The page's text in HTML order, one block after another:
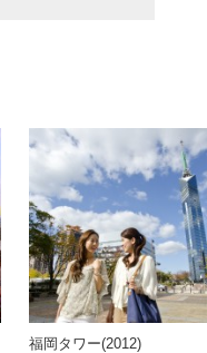
福岡タワー(2012)